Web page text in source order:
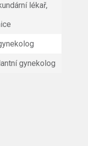
lékař,
gynekolog